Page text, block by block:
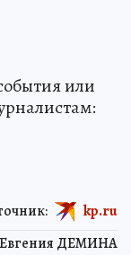
или
Евгения ДЕМИНА
kp.ru